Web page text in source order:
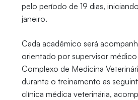
pelo período de 19 dias,
janeiro.
Cada acadêmico será
orientado por supervisor
Complexo de Medicina
durante o treinamento as
clínica médica veterinária,